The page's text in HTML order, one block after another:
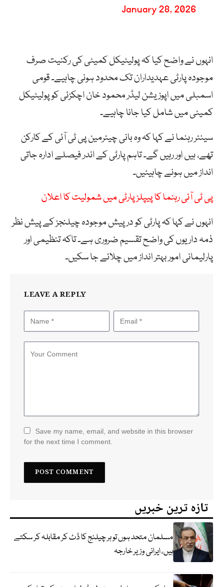
January 28, 2026
انہوں نے واضح کیا کہ پولیٹیکل کمیٹی کی رکنیت صرف
موجودہ پارٹی عہدیداران تک محدود ہونی چاہیے۔ قومی
اسمبلی میں اپوزیشن لیڈر محمود خان اچکزئی کو پولیٹیکل
کمیٹی میں شامل کیا جانا چاہیے۔
سینئر رہنما نے کہا کہ وہ بانی چیئرمین پی ٹی آئی کے کارکن
تھے، ہیں اور رہیں گے۔ تاہم پارٹی کے اندر فیصلے ادارہ جاتی
انداز میں ہونے چاہیئیں۔
پی ٹی آئی رہنما کا پیپلز پارٹی میں شمولیت کا اعلان
انہوں نے کہا کہ پارٹی کو درپیش موجودہ چیلنجز کے پیش نظر
ذمہ داریوں کی واضح تقسیم ضروری ہے۔ تاکہ تنظیمی اور
پارلیمانی امور بہتر انداز میں چلائے جا سکیں۔
LEAVE A REPLY
Save my name, email, and website in this browser
for the next time I comment.
تازہ ترین خبریں
مسلمان متحد ہوں تو ہر چیلنج کا ڈٹ کر مقابلہ کر سکتے
ہیں، ایرانی وزیر خارجہ